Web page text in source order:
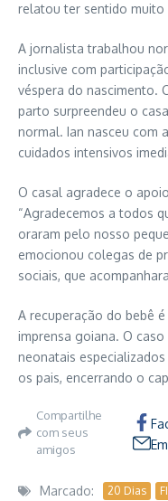
relatou ter sentido
A jornalista trabalhou
inclusive com
véspera do nascimento.
parto surpreendeu o
normal. Ian nasceu com
cuidados intensivos
O casal agradece o
“Agradecemos a todos
oraram pelo nosso
emocionou colegas de
sociais, que
A recuperação do bebê
imprensa goiana. O
neonatais
os pais, encerrando o
Compartilhe
com seus
amigos
Marcado: 20 Dias